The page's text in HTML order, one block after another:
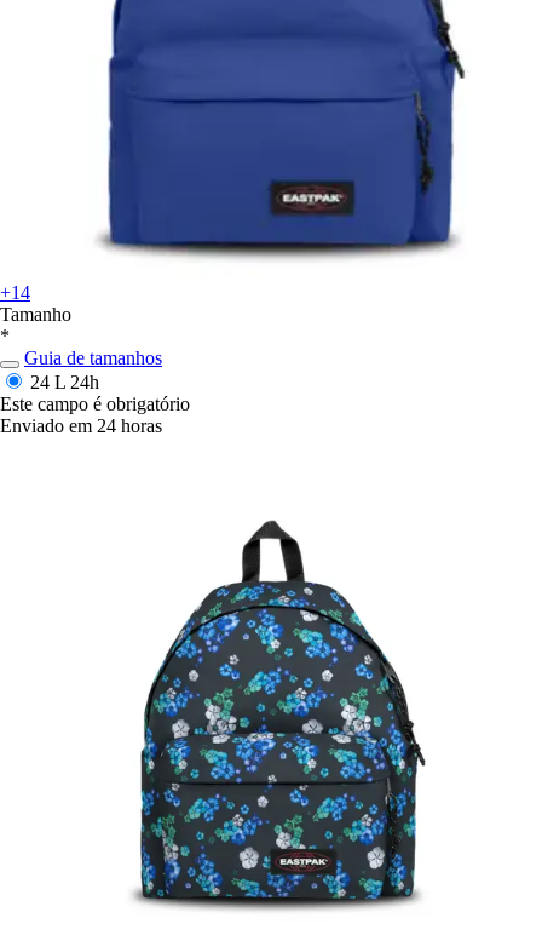
+14
Tamanho
*
Guia de tamanhos
24 L 24h
Este campo é obrigatório
Enviado em 24 horas